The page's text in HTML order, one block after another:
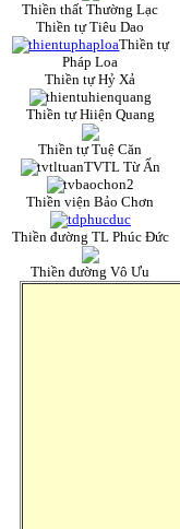
Thiền thất Thường Lạc
Thiền tự Tiêu Dao
Thiền tự
Pháp Loa
Thiền tự Hỷ Xả
Thiền tự Hiiện Quang
Thiền tự Tuệ Căn
TVTL Từ Ấn
Thiền viện Bảo Chơn
Thiền đường TL Phúc Đức
Thiền đường Vô Ưu